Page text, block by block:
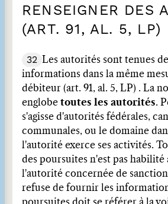
RENSEIGNER DES
(ART. 91, AL. 5, LP)
32
Les autorités sont tenues
informations dans la même
débiteur (art. 91, al. 5, LP) . La
englobe toutes les autorités.
s'agisse d'autorités fédérales,
communales, ou le domaine
l'autorité exerce ses activités.
des poursuites n'est pas habilité
l'autorité concernée de
refuse de fournir les